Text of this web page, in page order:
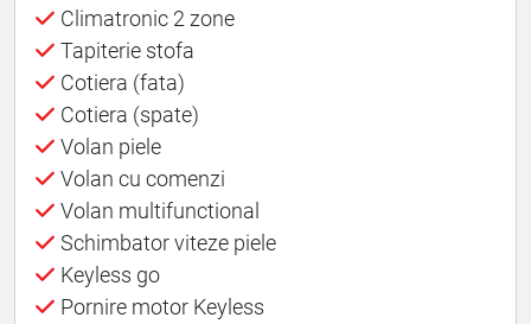
Climatronic 2 zone
Tapiterie stofa
Cotiera (fata)
Cotiera (spate)
Volan piele
Volan cu comenzi
Volan multifunctional
Schimbator viteze piele
Keyless go
Pornire motor Keyless